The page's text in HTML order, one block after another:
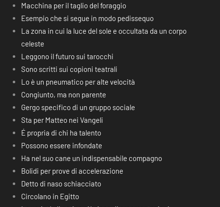
Macchina per il taglio del foraggio
Esempio che si segue in modo pedissequo
La zona in cui la luce del sole e occultata da un corpo
celeste
Leggono il futuro sui tarocchi
Sono scritti sui copioni teatrali
Lo è un pneumatico per alte velocità
Congiunto, ma non parente
Gergo specifico di un gruppo sociale
Sta per Matteo nei Vangeli
É propria di chi ha talento
Possono essere infondate
Ha nel suo cane un indispensabile compagno
Bolidi per prove di accelerazione
Detto di naso schiacciato
Circolano in Egitto